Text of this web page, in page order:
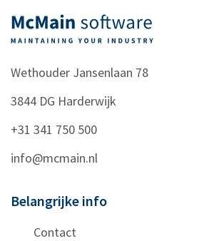
Wethouder Jansenlaan 78
3844 DG Harderwijk
+31 341 750 500
info@mcmain.nl
Belangrijke info
Contact